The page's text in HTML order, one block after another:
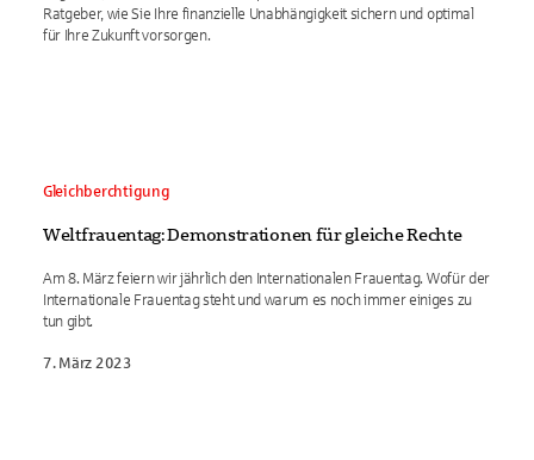
Ratgeber, wie Sie Ihre finanzielle Unabhängigkeit sichern und optimal
für Ihre Zukunft vorsorgen.
Gleichberchtigung
Weltfrauentag: Demonstrationen für gleiche Rechte
Am 8. März feiern wir jährlich den Internationalen Frauentag. Wofür der
Internationale Frauentag steht und warum es noch immer einiges zu
tun gibt.
7. März 2023